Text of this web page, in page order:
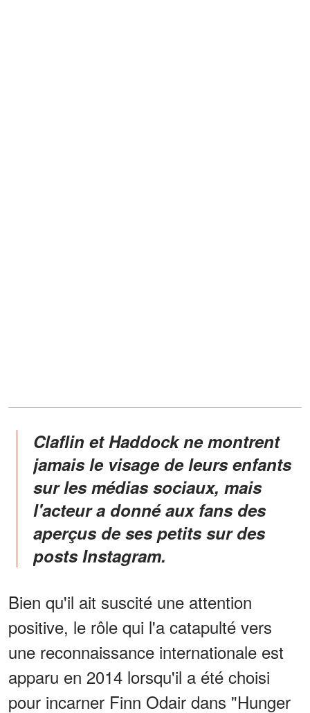
Claflin et Haddock ne montrent
jamais le visage de leurs enfants
sur les médias sociaux, mais
l'acteur a donné aux fans des
aperçus de ses petits sur des
posts Instagram.
Bien qu'il ait suscité une attention
positive, le rôle qui l'a catapulté vers
une reconnaissance internationale est
apparu en 2014 lorsqu'il a été choisi
pour incarner Finn Odair dans "Hunger